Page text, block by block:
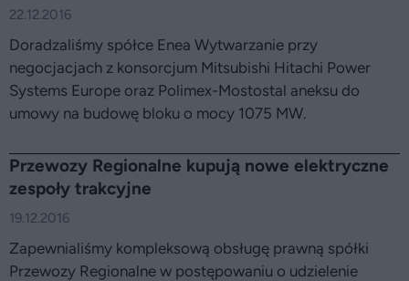
22.12.2016
Doradzaliśmy spółce Enea Wytwarzanie przy
negocjacjach z konsorcjum Mitsubishi Hitachi Power
Systems Europe oraz Polimex-Mostostal aneksu do
umowy na budowę bloku o mocy 1075 MW.
Przewozy Regionalne kupują nowe elektryczne
zespoły trakcyjne
19.12.2016
Zapewnialiśmy kompleksową obsługę prawną spółki
Przewozy Regionalne w postępowaniu o udzielenie